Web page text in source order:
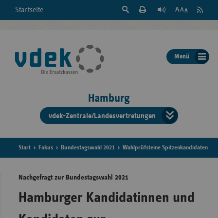
Startseite
Suche
der
Seite
Feed
Menü
Hamburg
vdek-Zentrale/Landesvertretungen
der
Start Fokus Bundestagswahl 2021 Wahlprüfsteine Spitzenkandidaten
Nachgefragt zur Bundestagswahl 2021
Hamburger Kandidatinnen und